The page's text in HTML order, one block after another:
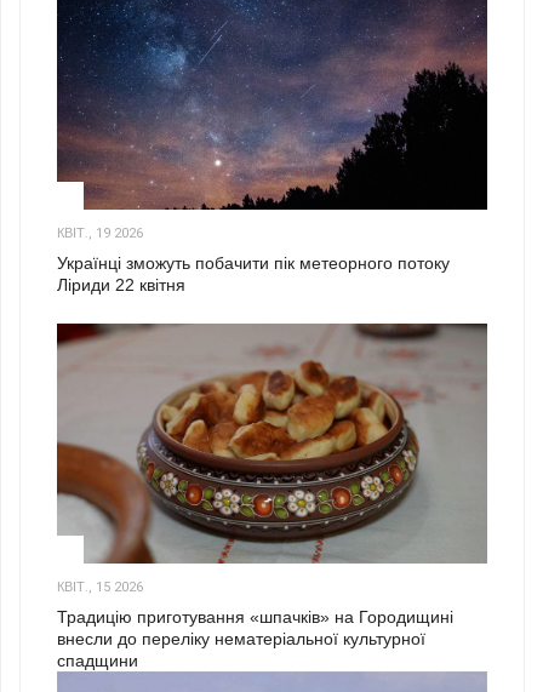
КВІТ., 19 2026
Українці зможуть побачити пік метеорного потоку
Ліриди 22 квітня
КВІТ., 15 2026
Традицію приготування «шпачків» на Городищині
внесли до переліку нематеріальної культурної
спадщини